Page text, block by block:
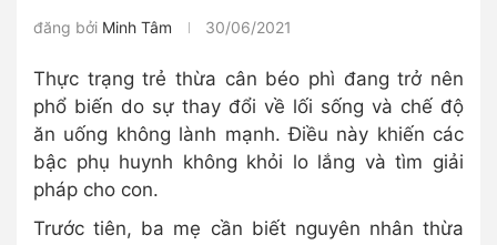
đăng bởi Minh Tâm 30/06/2021
Thực trạng trẻ thừa cân béo phì đang trở nên
phổ biến do sự thay đổi về lối sống và chế độ
ăn uống không lành mạnh. Điều này khiến các
bậc phụ huynh không khỏi lo lắng và tìm giải
pháp cho con.
Trước tiên, ba mẹ cần biết nguyên nhân thừa